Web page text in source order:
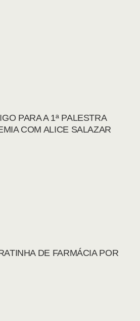
PARA A 1ª PALESTRA
COM ALICE SALAZAR
DE FARMÁCIA POR